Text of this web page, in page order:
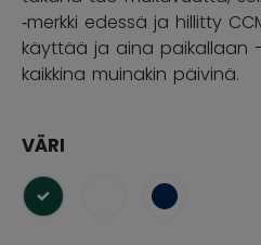
‑merkki edessä ja hillitty
käyttää ja aina paikallaan
kaikkina muinakin päivinä.
VÄRI
selected